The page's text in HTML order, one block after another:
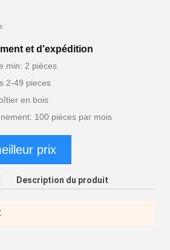
et d'expédition
min: 2 pièces
2-49 pieces
en bois
100 pièces par mois
prix
Description du produit